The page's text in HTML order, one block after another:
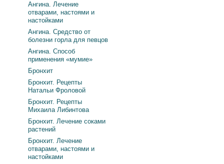
Ангина. Лечение
отварами, настоями и
настойками
Ангина. Средство от
болезни горла для певцов
Ангина. Способ
применения «мумие»
Бронхит
Бронхит. Рецепты
Натальи Фроловой
Бронхит. Рецепты
Михаила Либинтова
Бронхит. Лечение соками
растений
Бронхит. Лечение
отварами, настоями и
настойками